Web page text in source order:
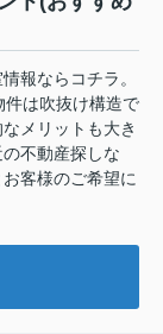
報ならコチラ。
は吹抜け構造で
メリットも大き
不動産探しな
客様のご希望に